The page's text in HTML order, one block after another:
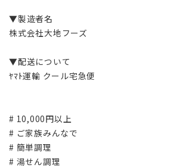
▼製造者名
株式会社大地フーズ
▼配送について
ﾔﾏﾄ運輸 クール宅急便
# 10,000円以上
# ご家族みんなで
# 簡単調理
# 湯せん調理